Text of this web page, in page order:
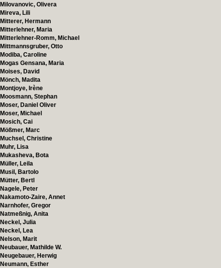
Milovanovic, Olivera
Mireva, Lili
Mitterer, Hermann
Mitterlehner, Maria
Mitterlehner-Romm, Michael
Mittmannsgruber, Otto
Modiba, Caroline
Mogas Gensana, Maria
Moises, David
Mönch, Madita
Montjoye, Irène
Moosmann, Stephan
Moser, Daniel Oliver
Moser, Michael
Mosich, Cai
Mößmer, Marc
Muchsel, Christine
Muhr, Lisa
Mukasheva, Bota
Müller, Leila
Musil, Bartolo
Mütter, Bertl
Nagele, Peter
Nakamoto-Zaire, Annet
Narnhofer, Gregor
Natmeßnig, Anita
Neckel, Julia
Neckel, Lea
Nelson, Marit
Neubauer, Mathilde W.
Neugebauer, Herwig
Neumann, Esther